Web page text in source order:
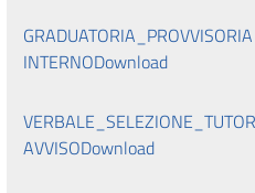
INTERNODownload
AVVISODownload